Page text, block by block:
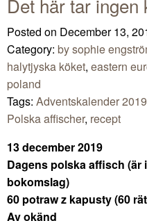
Det här tar ingen
Posted on December 13,
Category: by sophie
halytjyska köket, eastern
poland
Tags: Adventskalender 2019
Polska affischer, recept
13 december 2019
Dagens polska affisch (är
bokomslag)
60 potraw z kapusty (60
Av okänd